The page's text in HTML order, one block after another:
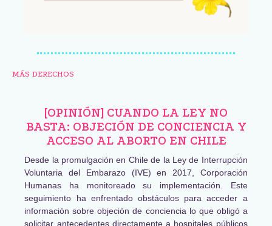
MÁS DERECHOS
[OPINIÓN] CUANDO LA LEY NO
BASTA: OBJECIÓN DE CONCIENCIA Y
ACCESO AL ABORTO EN CHILE
Desde la promulgación en Chile de la Ley de Interrupción
Voluntaria del Embarazo (IVE) en 2017, Corporación
Humanas ha monitoreado su implementación. Este
seguimiento ha enfrentado obstáculos para acceder a
información sobre objeción de conciencia lo que obligó a
solicitar antecedentes directamente a hospitales públicos